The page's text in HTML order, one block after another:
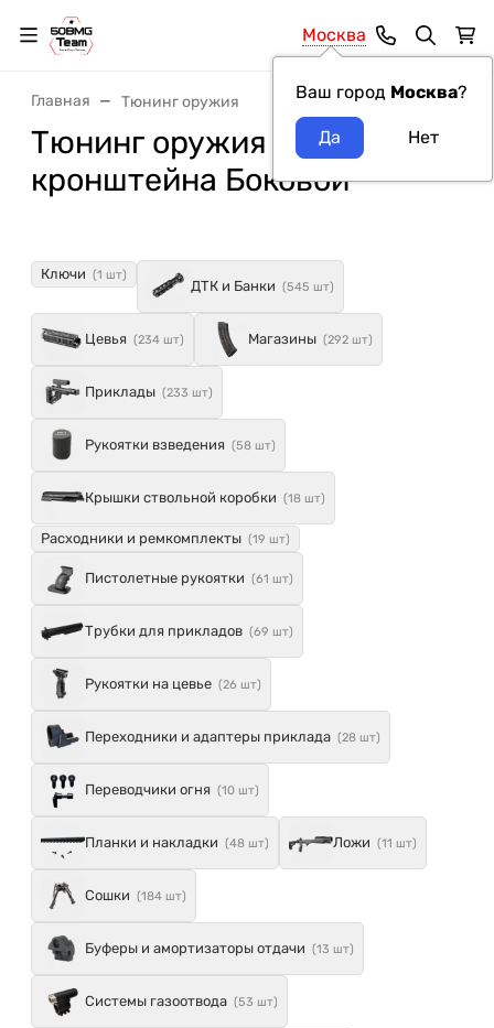
Москва
Ваш город Москва?
Главная Тюнинг оружия
Тюнинг оружия категория
кронштейна Боковой
Ключи (1 шт)
ДТК и Банки (545 шт)
Цевья (234 шт) Магазины (292 шт)
Приклады (233 шт)
Рукоятки взведения (58 шт)
Крышки ствольной коробки (18 шт)
Расходники и ремкомплекты (19 шт)
Пистолетные рукоятки (61 шт)
Трубки для прикладов (69 шт)
Рукоятки на цевье (26 шт)
Переходники и адаптеры приклада (28 шт)
Переводчики огня (10 шт)
Планки и накладки (48 шт) Ложи (11 шт)
Сошки (184 шт)
Буферы и амортизаторы отдачи (13 шт)
Системы газоотвода (53 шт)